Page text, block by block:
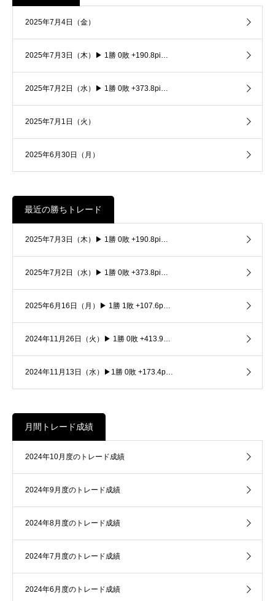
2025年7月4日（金）
2025年7月3日（木）▶ 1勝 0敗 +190.8pi…
2025年7月2日（水）▶ 1勝 0敗 +373.8pi…
2025年7月1日（火）
2025年6月30日（月）
最近の勝ちトレード
2025年7月3日（木）▶ 1勝 0敗 +190.8pi…
2025年7月2日（水）▶ 1勝 0敗 +373.8pi…
2025年6月16日（月）▶ 1勝 1敗 +107.6p…
2024年11月26日（火）▶ 1勝 0敗 +413.9…
2024年11月13日（水）▶1勝 0敗 +173.4p…
月間トレード成績
2024年10月度のトレード成績
2024年9月度のトレード成績
2024年8月度のトレード成績
2024年7月度のトレード成績
2024年6月度のトレード成績